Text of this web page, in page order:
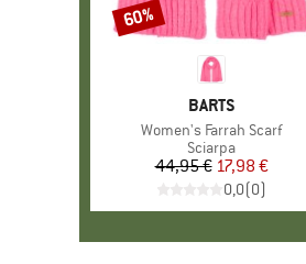
MARCHIO
BARTS
Articolo
Women's Farrah Scarf
Gruppo di prodotti
Sciarpa
Prezzo
44,95 €Prezzo ridotto
17,98 €
0,0(0)
Sconto
60%